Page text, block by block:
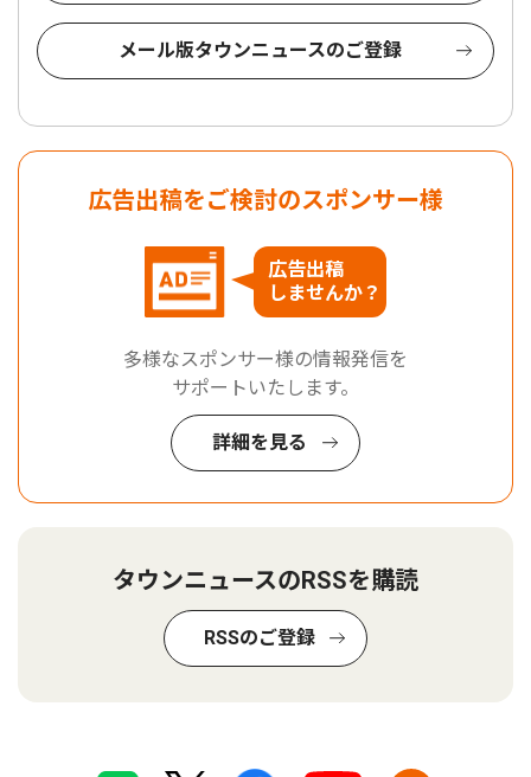
メール版タウンニュースのご登録
広告出稿をご検討のスポンサー様
広告出稿
しませんか？
多様なスポンサー様の情報発信を
サポートいたします。
詳細を見る
タウンニュースのRSSを購読
RSSのご登録